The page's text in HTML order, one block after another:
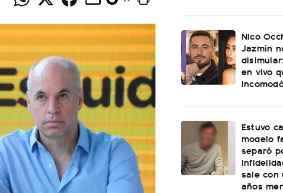
Nico
Jazmín
en vivo
Estuvo
modelo
separó
sale con
años